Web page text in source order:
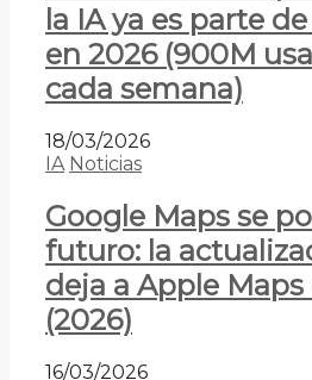
la IA ya es parte
en 2026 (900M
cada semana)
18/03/2026
IA Noticias
Google Maps se
futuro: la
deja a Apple
(2026)
16/03/2026